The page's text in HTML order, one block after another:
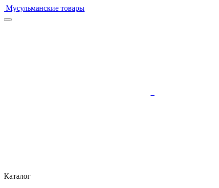
Мусульманские товары
Каталог